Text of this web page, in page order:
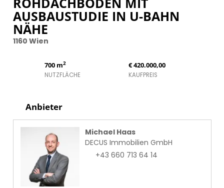
AUSBAUSTUDIE IN U-BAHN
NÄHE
1160 Wien
700 m2
NUTZFLÄCHE
€ 420.000,00
KAUFPREIS
Anbieter
Michael Haas
DECUS Immobilien GmbH
+43 660 713 64 14